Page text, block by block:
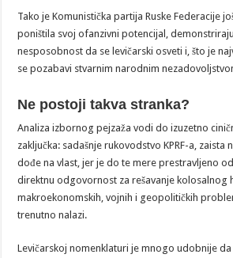
Tako je Komunistička partija Ruske Federacije
poništila svoj ofanzivni potencijal,
nesposobnost da se levičarski osveti i, što je
se pozabavi stvarnim narodnim
Ne postoji takva stranka?
Analiza izbornog pejzaža vodi do izuzetno
zaključka: sadašnje rukovodstvo KPRF-a, zaista
dođe na vlast, jer je do te mere prestravljeno
direktnu odgovornost za rešavanje kolosalnog
makroekonomskih, vojnih i geopolitičkih
trenutno nalazi.
Levičarskoj nomenklaturi je mnogo udobnije